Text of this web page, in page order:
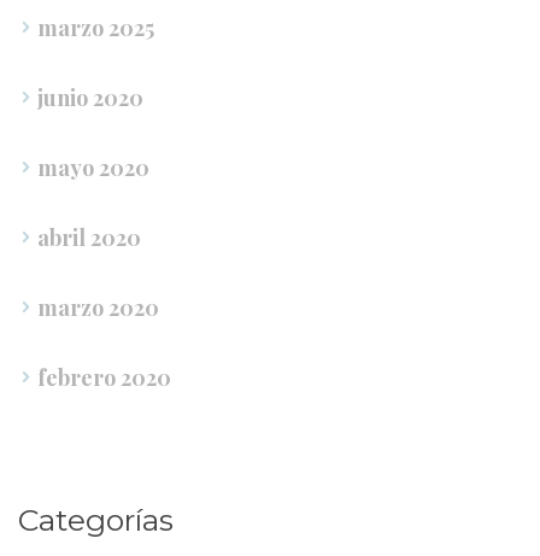
marzo 2025
junio 2020
mayo 2020
abril 2020
marzo 2020
febrero 2020
Categoría